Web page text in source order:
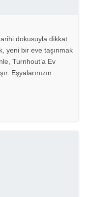
dokusuyla dikkat
yeni bir eve taşınmak
Turnhout’a Ev
Eşyalarınızın